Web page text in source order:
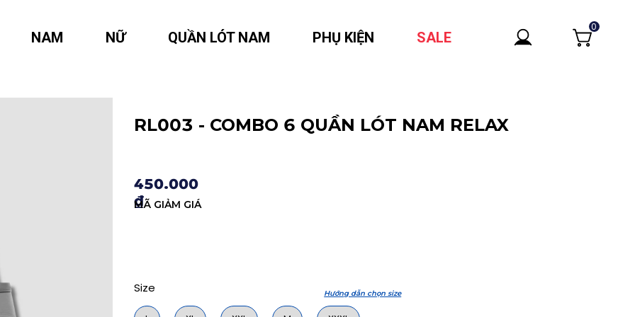
NAM NỮ QUẦN LÓT NAM PHỤ KIỆN SALE
0
RL003 - COMBO 6 QUẦN LÓT NAM RELAX
450.000
₫
Size Hướng dẫn chọn size
MÃ GIẢM GIÁ